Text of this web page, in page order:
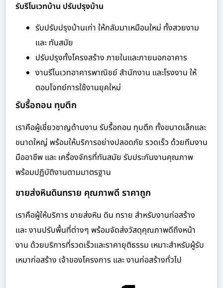
รับรีโนเวทบ้าน ปรับปรุงบ้าน
รับปรับปรุงบ้านเก่า ให้กลับมาเหมือนใหม่ ทั้งสวยงาม
และ ทันสมัย
ปรับปรุงทั้งโครงสร้าง ภายในและภายนอกอาคาร
งานรีโนเวทอาคารพาณิชย์ สำนักงาน และโรงงาน ให้
ตอบโจทย์การใช้งานยุคใหม่
รับรื้อถอน ทุบตึก
เราคือผู้เชี่ยวชาญด้านงาน รับรื้อถอน ทุบตึก ทั้งขนาดเล็กและ
ขนาดใหญ่ พร้อมให้บริการอย่างปลอดภัย รวดเร็ว ด้วยทีมงาน
มืออาชีพ และ เครื่องจักรที่ทันสมัย รับประกันงานคุณภาพ
พร้อมปฏิบัติงานตามมาตรฐาน
ขายส่งหินดินทราย คุณภาพดี ราคาถูก
เราคือผู้ให้บริการ ขายส่งหิน ดิน ทราย สำหรับงานก่อสร้าง
และ งานปรับพื้นที่ต่างๆ พร้อมจัดส่งวัสดุคุณภาพดีถึงหน้า
งาน ด้วยบริการที่รวดเร็วและราคายุติธรรม เหมาะสำหรับผู้รับ
เหมาก่อสร้าง เจ้าของโครงการ และ งานก่อสร้างทั่วไป